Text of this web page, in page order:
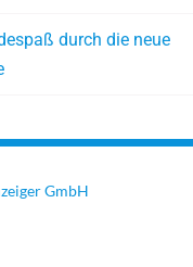
durch die neue
GmbH